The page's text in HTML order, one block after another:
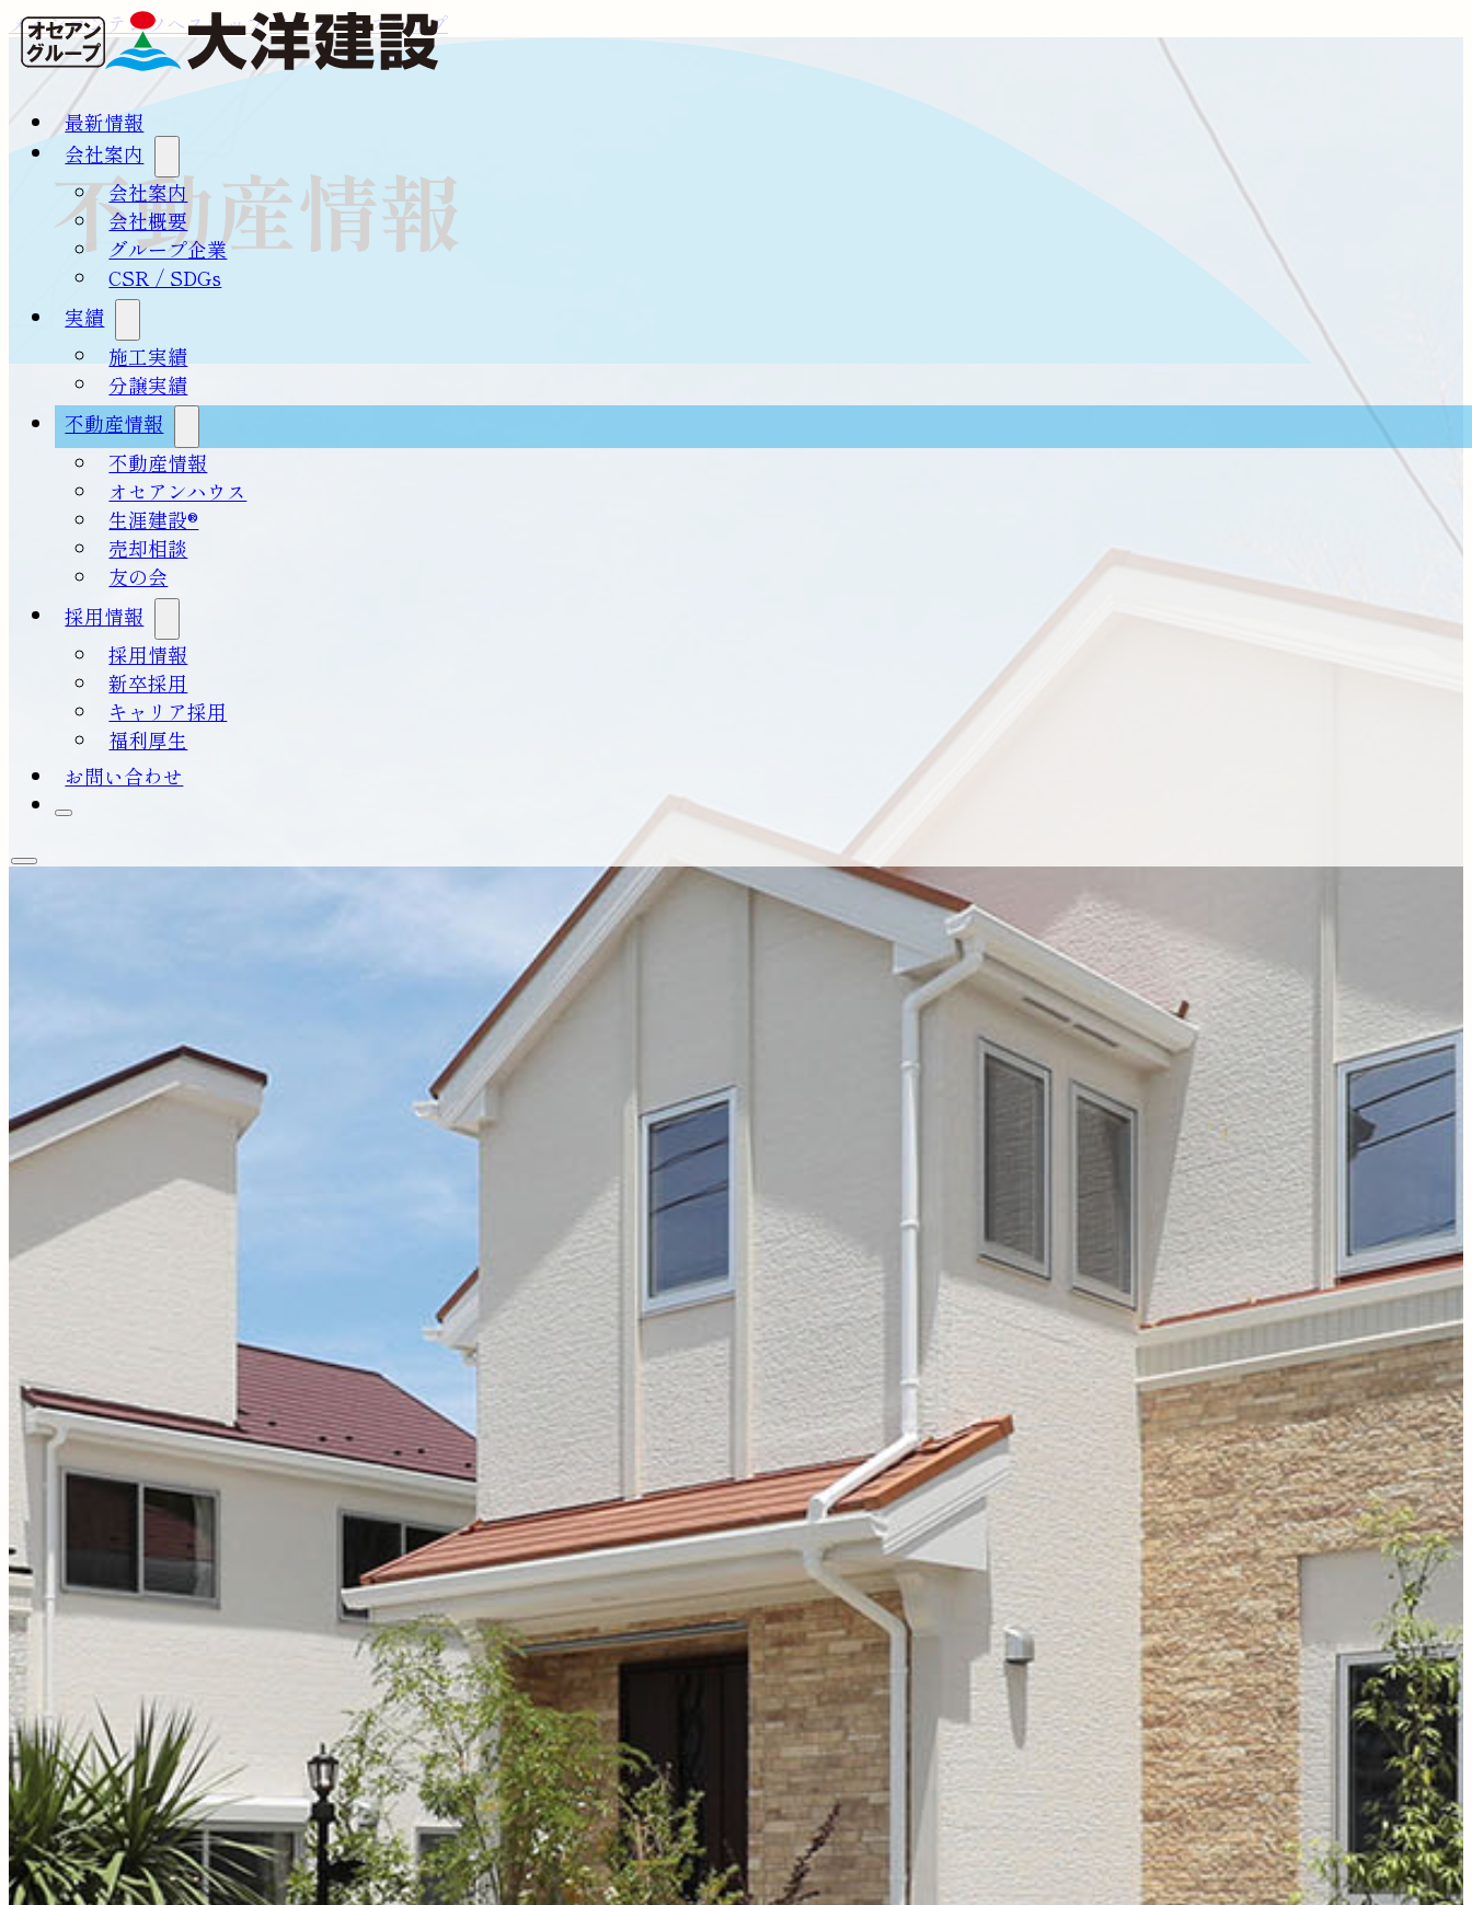
メインコンテンツへスキップフッターへスキップ
最新情報
会社案内
会社案内
会社概要
グループ企業
CSR / SDGs
実績
施工実績
分譲実績
不動産情報
不動産情報
オセアンハウス
生涯建設®
売却相談
友の会
採用情報
採用情報
新卒採用
キャリア採用
福利厚生
お問い合わせ
不動産情報